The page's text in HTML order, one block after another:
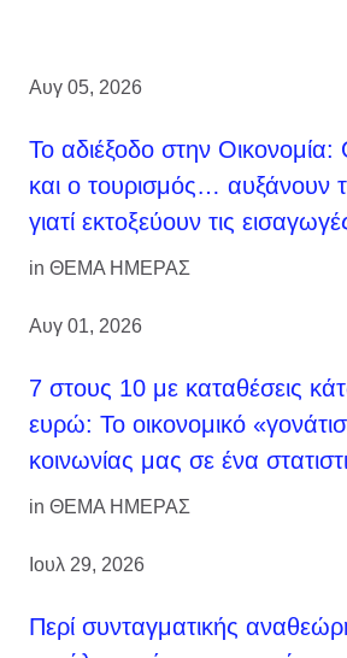
Αυγ 05, 2026
Το αδιέξοδο στην Οικονομία:
και ο τουρισμός… αυξάνουν
γιατί εκτοξεύουν τις
in ΘΕΜΑ ΗΜΕΡΑΣ
Αυγ 01, 2026
7 στους 10 με καταθέσεις
ευρώ: Το οικονομικό
κοινωνίας μας σε ένα
in ΘΕΜΑ ΗΜΕΡΑΣ
Ιουλ 29, 2026
Περί συνταγματικής